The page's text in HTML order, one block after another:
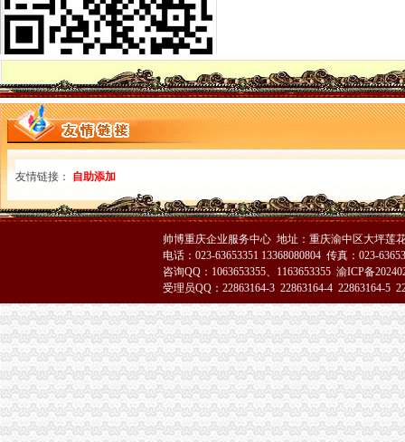
重庆锦钰财务咨询部：公司主营业务为代办工商执照、代理企业建账、
重庆代办公司
重庆代办公司验资报告,代办验资报告,验资报告代办费用-
重庆代办公司验资报告,代办验资报告,验资报告代办费用-
重庆公积金代办公司电话哪里有-家居装修互动问答
渝中区办执照
在杭州开饮食店要什么证-家居装修互动问答
重庆工商登记制度象：申办者钱不够要借高利贷_新闻中心_正义网
成都女子做祛斑手术一周后发红起痘（图）_大成网_腾讯网
渝中区代办营业执照
拆迁安置问题_重庆市公开信箱
新闻动态-重庆慢牛工商咨询有限公司
重庆慢牛工商咨询有限公司_产品供应
工商银行重庆渝中邹容路网点信息地址_客服电话号码_营业时间查询
渝中区代办公司
Hempel汉帛女装品牌贵代理商_代理机构_中国时尚品牌网
重庆渝中工商注册代办价格浅析代理企业年检-商务服务-六安新闻网
重庆渝中千年电器代理|重庆渝中千年电器代理网站
工商动态
江津局着力加非公有制经济的渝中区代办营业执照建工作
友情链接： 自助添加
帅博重庆企业服务中心 地址：重庆渝中区大坪莲
电话：023-63653351 13368080804 传真：023-
咨询QQ：1063653355、1163653355 渝ICP备
受理员QQ：22863164-3 22863164-4 22863164-5